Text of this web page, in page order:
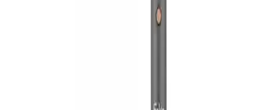
Sinbo saç maşası, hızlı ısınma, ayarlanabilir sıcaklık ve güvenlik
şekillendirmede yüksek performans sağlar. Isı ayarları ve teknolojik